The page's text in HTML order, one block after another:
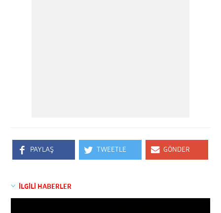
PAYLAŞ TWEETLE GÖNDER
İLGİLİ HABERLER